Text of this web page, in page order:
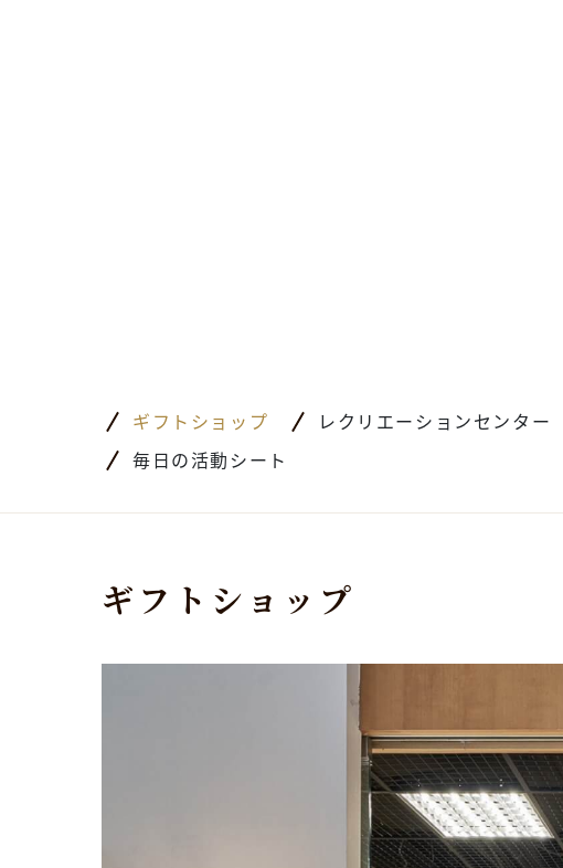
ギフトショップ レクリエーションセンター
毎日の活動シート
ギフトショップ